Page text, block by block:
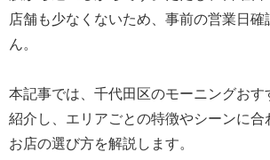
店舗も少なくないため、事前の営業日確
ん。
本記事では、千代田区のモーニングおす
紹介し、エリアごとの特徴やシーンに合
お店の選び方を解説します。